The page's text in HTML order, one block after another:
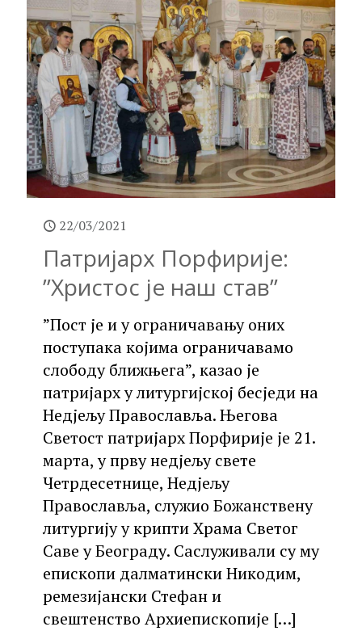
22/03/2021
Патријарх Порфирије:
”Христос је наш став”
”Пост је и у ограничавању оних
поступака којима ограничавамо
слободу ближњега”, казао је
патријарх у литургијској бесједи на
Недјељу Православља. Његова
Светост патријарх Порфирије је 21.
марта, у прву недјељу свете
Четрдесетнице, Недјељу
Православља, служио Божанствену
литургију у крипти Храма Светог
Саве у Београду. Саслуживали су му
епископи далматински Никодим,
ремезијански Стефан и
свештенство Архиепископије […]